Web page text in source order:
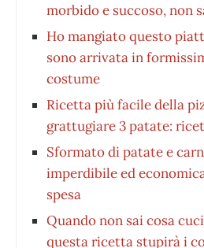
morbido e succoso, non
Ho mangiato questo
sono arrivata in
costume
Ricetta più facile della
grattugiare 3 patate:
Sformato di patate e
imperdibile ed
spesa
Quando non sai cosa
questa ricetta stupirà i